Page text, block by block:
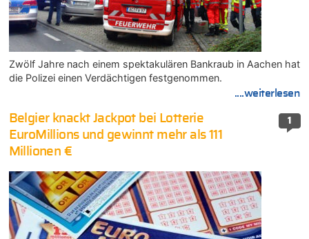
Zwölf Jahre nach einem spektakulären Bankraub in Aachen hat
die Polizei einen Verdächtigen festgenommen.
....weiterlesen
1
Belgier knackt Jackpot bei Lotterie
EuroMillions und gewinnt mehr als 111
Millionen €